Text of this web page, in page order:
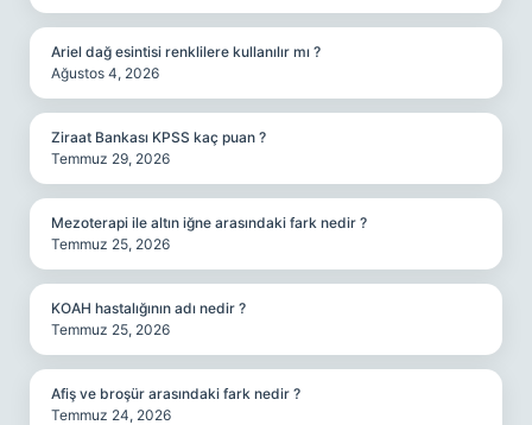
Ariel dağ esintisi renklilere kullanılır mı ?
Ağustos 4, 2026
Ziraat Bankası KPSS kaç puan ?
Temmuz 29, 2026
Mezoterapi ile altın iğne arasındaki fark nedir ?
Temmuz 25, 2026
KOAH hastalığının adı nedir ?
Temmuz 25, 2026
Afiş ve broşür arasındaki fark nedir ?
Temmuz 24, 2026